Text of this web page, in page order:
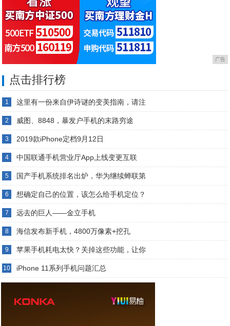
广告
点击排行榜
1 这里有一份来自伊诗谜的变美指南，请注
2 威图、8848，暴发户手机的末路穷途
3 2019款iPhone定档9月12日
4 中国联通手机营业厅App上线变更互联
5 国产手机系统排名出炉，华为继续蝉联第
6 想确定自己的位置，该怎么给手机定位？
7 远去的巨人——金立手机
8 海信发布新手机，4800万像素+挖孔
9 苹果手机耗电太快？关掉这些功能，让你
10 iPhone 11系列手机问题汇总